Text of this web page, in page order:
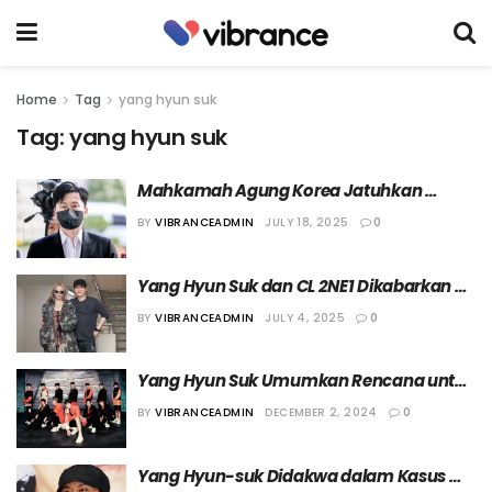
Home Tag yang hyun suk
Tag:yang hyun suk
Mahkamah Agung Korea Jatuhkan
Hukuman Percobaan 1 Tahun untuk Yang
BY VIBRANCEADMIN JULY 18, 2025 0
Yang Hyun Suk dan CL 2NE1 Dikabarkan
Bertemu Secara Private, YG Entertainment
BY VIBRANCEADMIN JULY 4, 2025 0
Yang Hyun Suk Umumkan Rencana untuk
TREASURE di Tahun 2025
BY VIBRANCEADMIN DECEMBER 2, 2024 0
Yang Hyun-suk Didakwa dalam Kasus